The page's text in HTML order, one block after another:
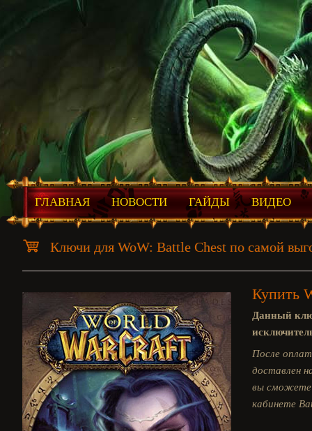
ГЛАВНАЯ НОВОСТИ ГАЙДЫ ВИДЕО
Ключи для WoW: Battle Chest по самой
Купить
Данный
После
доставлен
вы сможете
кабинете